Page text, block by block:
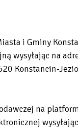
i Gminy
wysyłając na
Konstancin-
na